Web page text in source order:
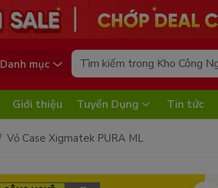
Danh mục
Giới thiệu Tuyển Dụng Tin tức
Vỏ Case Xigmatek PURA ML